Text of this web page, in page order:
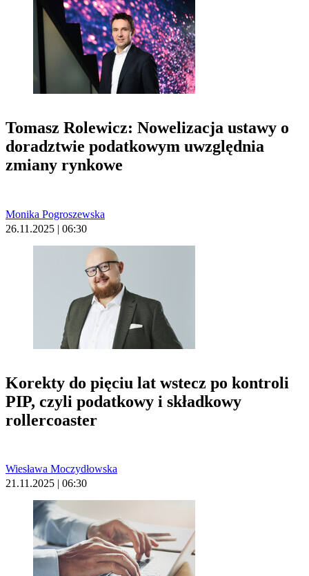
Tomasz Rolewicz: Nowelizacja ustawy o
doradztwie podatkowym uwzględnia
zmiany rynkowe
Monika Pogroszewska
26.11.2025 | 06:30
Korekty do pięciu lat wstecz po kontroli
PIP, czyli podatkowy i składkowy
rollercoaster
Wiesława Moczydłowska
21.11.2025 | 06:30